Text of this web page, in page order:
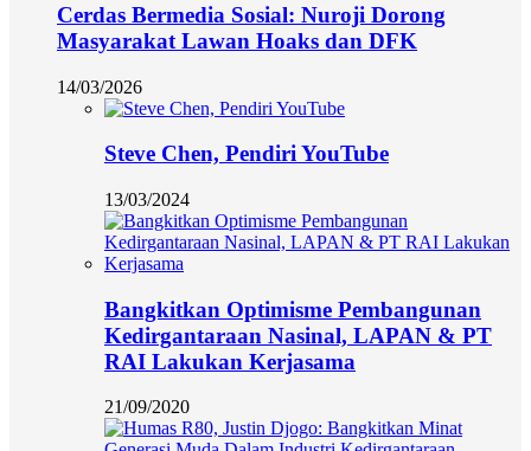
Cerdas Bermedia Sosial: Nuroji Dorong
Masyarakat Lawan Hoaks dan DFK
14/03/2026
Steve Chen, Pendiri YouTube
13/03/2024
Bangkitkan Optimisme Pembangunan
Kedirgantaraan Nasinal, LAPAN & PT
RAI Lakukan Kerjasama
21/09/2020